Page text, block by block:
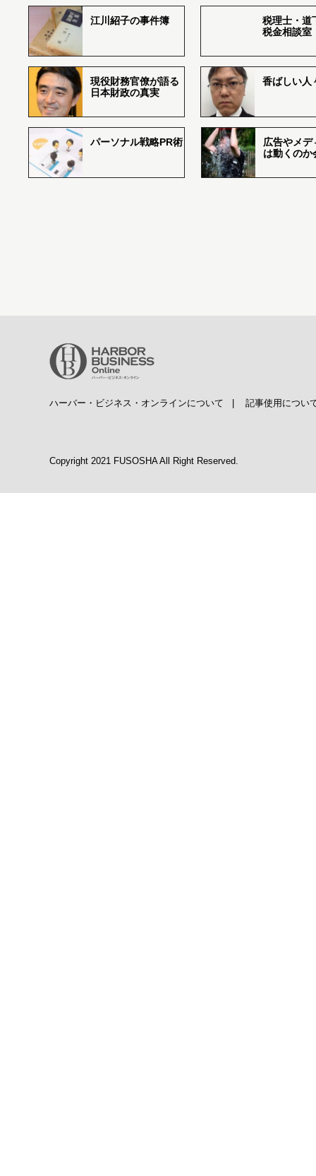
江川紹子の事件簿
税理士・道
税金相談室
現役財務官僚が語る
日本財政の真実
香ばしい
パーソナル戦略PR術
広告やメデ
は動くのか
ハーバー・ビジネス・オンラインについて 記事使用につい
Copyright 2021 FUSOSHA All Right Reserved.